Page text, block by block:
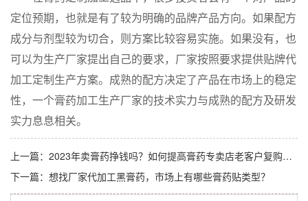
定位预期，也就是有了较为明确的品牌产品方向。如果配方
成分与剂型较为切合，则方案比较容易实施。如果没有，也
可以为生产厂家提出自己的要求，厂家按照要求提供贴牌代
加工定制生产方案。成熟的配方决定了产品在市场上的稳定
性，一个膏药加工生产厂家的技术实力与成熟的配方及研发
实力息息相关。
上一篇： 2023年卖膏药挣钱吗？如何提高膏药专卖店老客户复购粘性？
下一篇： 想找厂家代加工黑膏药，市场上有哪些膏药贴类型？